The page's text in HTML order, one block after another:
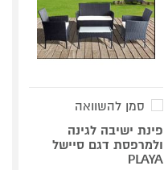
סמן להשוואה
פינת ישיבה לגינה
ולמרפסת דגם סיישל
PLAYA